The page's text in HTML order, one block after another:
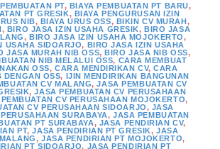
PT, BIAYA PEMBUATAN PT BARU,
PT GRESIK, BIAYA PENGURUSAN IZIN
NIB, BIAYA URUS OSS, BIKIN CV MURAH,
, BIRO JASA IZIN USAHA GRESIK,BIRO JASA
,BIRO JASA IZIN USAHA MOJOKERTO,
USAHA SIDOARJO, BIRO JASA IZIN USAHA
JASA MURAH NIB OSS,BIRO JASA NIB OSS,
NIB MELALUI OSS, CARA MEMBUAT
OSS,CARA MENDIRIKAN CV,CARA
DENGAN OSS, IJIN MENDIRIKAN BANGUNAN
CV MALANG,JASA PEMBUATAN CV
,JASA PEMBUATAN CV PERUSAHAAN
CV PERUSAHAAN MOJOKERTO,
CV PERUSAHAAN SIDOARJO, JASA
SURABAYA,JASA PEMBUATAN
PT SURABAYA, JASA PENDIRIAN CV,
PT,JASA PENDIRIAN PT GRESIK, JASA
,JASA PENDIRIAN PT MOJOKERTO,
PT SIDOARJO, JASA PENDIRIAN PT